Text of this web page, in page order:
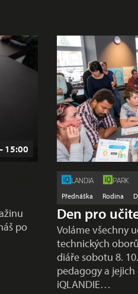
15:00
po
LANDIA PARK
Přednáška Rodina
Den pro
Voláme všechny
technických
diáře sobotu 8.
pedagogy a
iQLANDIE…